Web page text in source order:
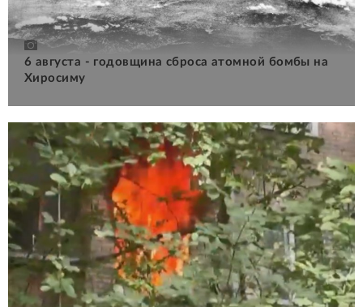
6 августа - годовщина сброса атомной бомбы на
Хиросиму